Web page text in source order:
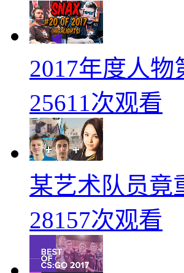
2017年度人物
25611次观看
某艺术队员竟
28157次观看